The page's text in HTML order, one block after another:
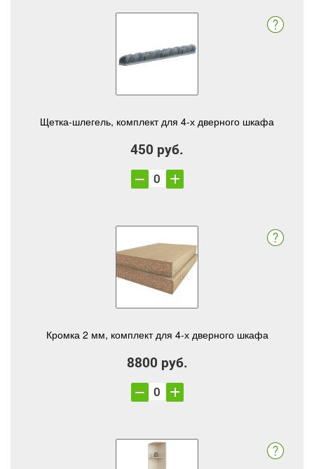
Щетка-шлегель, комплект для 4-х дверного шкафа
450 руб.
Кромка 2 мм, комплект для 4-х дверного шкафа
8800 руб.